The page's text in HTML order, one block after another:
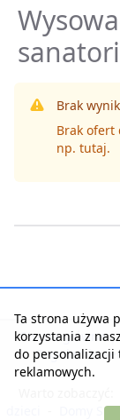
Brak
Brak ofert
np. tutaj.
Strona główna |
Regulamin
Domy
Ta strona używa
korzystania z
do personalizacji
reklamowych.